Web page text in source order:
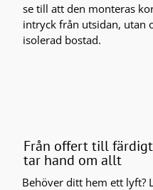
se till att den monteras
intryck från utsidan, utan
isolerad bostad.
Från offert till
tar hand om allt
Behöver ditt hem ett lyft?